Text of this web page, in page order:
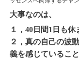
大事なのは、
１，40日間1日も休
２，真の自己の波
義を感じていること